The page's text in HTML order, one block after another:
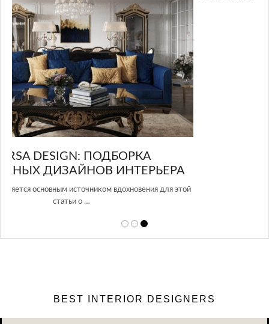
GLAZOV DESIGN GROUP – УНИКАЛЬНЫЙ
ПОДХОД К ДИЗАЙНУ
Glazov Design Group- это одна из лучших студий дизайна интерьера
BEST INTERIOR DESIGNERS